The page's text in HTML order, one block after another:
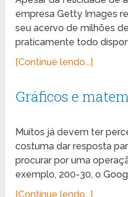
empresa Getty Images
seu acervo de milhões
praticamente todo
[Continue lendo...]
Gráficos e
Muitos já devem ter
costuma dar resposta
procurar por uma
exemplo, 200-30, o
[Continue lendo...]